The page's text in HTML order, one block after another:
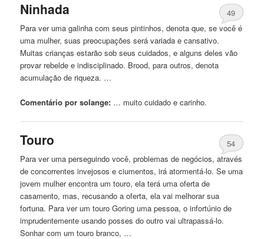
Ninhada
49
Para ver uma galinha com seus pintinhos, denota que, se você é
uma mulher, suas preocupações será variada e cansativo.
Muitas crianças estarão sob seus cuidados, e alguns deles vão
provar rebelde e indisciplinado. Brood, para outros, denota
acumulação de riqueza. …
Comentário por solange: … muito cuidado ecarinho.
Touro
54
Para ver uma perseguindo você, problemas de negócios, através
de concorrentes invejosos e ciumentos, irá atormentá-lo. Se uma
jovem mulher encontra um touro, ela terá uma oferta de
casamento, mas, recusando a oferta, ela vai melhorar sua
fortuna. Para ver um touro Goring uma pessoa, o infortúnio de
imprudentemente usando posses do outro vai ultrapassá-lo.
Sonhar com um touro branco, …